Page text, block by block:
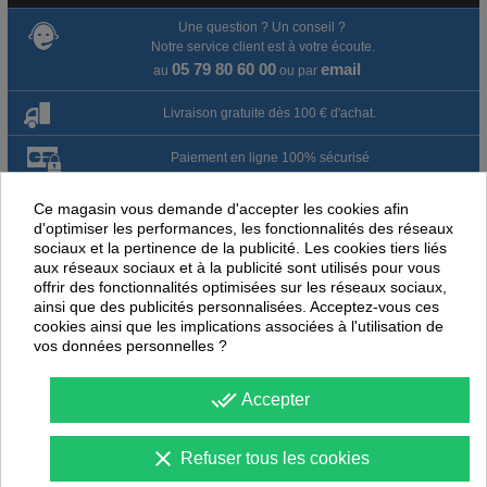
Une question ? Un conseil ?
Notre service client est à votre écoute.
au 05 79 80 60 00ou par email
Livraison gratuite dès 100 € d'achat.
Paiement en ligne 100% sécurisé
Paiement par virement
Satisfait ou remboursé jusqu'à 60 jours
NOUS PENSONS QUE CES ARTICLES
PEUVENT ÉGALEMENT VOUS INTÉRESSER
PROMOTION
-40% PROMOTION
-40
Ce magasin vous demande d'accepter les cookies afin
d'optimiser les performances, les fonctionnalités des réseaux
sociaux et la pertinence de la publicité. Les cookies tiers liés
aux réseaux sociaux et à la publicité sont utilisés pour vous
offrir des fonctionnalités optimisées sur les réseaux sociaux,
ainsi que des publicités personnalisées. Acceptez-vous ces
cookies ainsi que les implications associées à l'utilisation de
vos données personnelles ?
done_all Accepter
clear Refuser tous les cookies